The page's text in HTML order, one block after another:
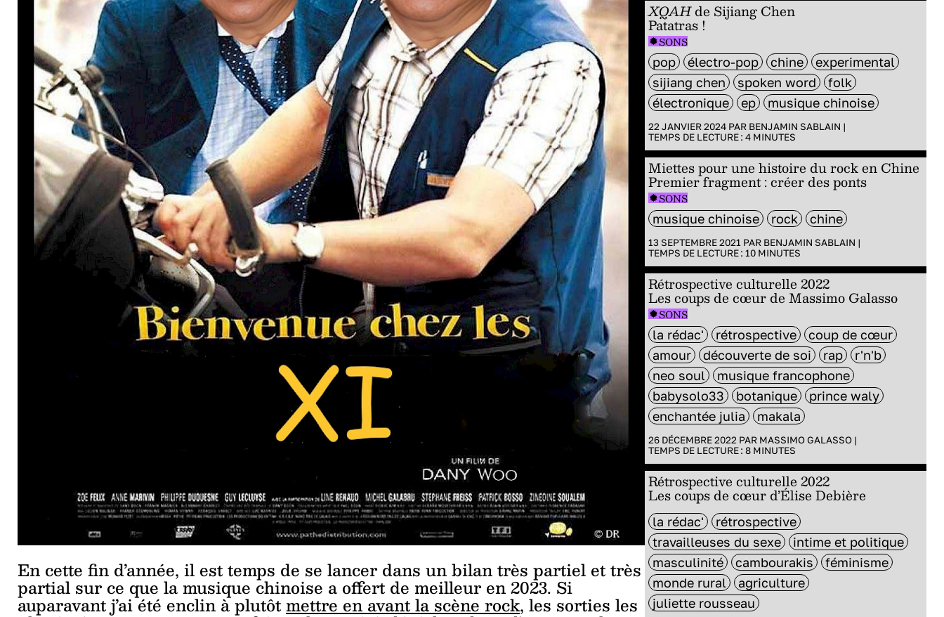
En cette fin d’année, il est temps de se lancer dans un bilan très partiel et très
partial sur ce que la musique chinoise a offert de meilleur en 2023. Si
auparavant j’ai été enclin à plutôtmettre en avant la scène rock, les sorties les
XQAHde Sijiang Chen
Patatras !
SONS
pop électro-pop chine
experimental
sijiang chen
spoken word
folk
électronique
ep musique chinoise
22 JANVIER 2024 PAR BENJAMIN SABLAIN |
TEMPS DE LECTURE : 4MINUTES
Miettes pour une histoire du rock en Chine
Premier fragment : créer des ponts
SONS
musique chinoise rock chine
13 SEPTEMBRE 2021 PAR BENJAMIN SABLAIN |
TEMPS DE LECTURE : 10MINUTES
Rétrospective culturelle 2022
Les coups de cœur de Massimo Galasso
SONS
la rédac' rétrospective
coup de cœur
amour
découverte de soi rap
r'n'b
neo soul
musique francophone
babysolo33
botanique
prince waly
enchantée julia
makala
26 DÉCEMBRE 2022 PAR MASSIMO GALASSO|
TEMPS DE LECTURE : 8MINUTES
Rétrospective culturelle 2022
Les coups de cœur d’Élise Debière
la rédac'
rétrospective
travailleuses du sexe
intime et politique
masculinité
cambourakis
féminisme
monde rural
agriculture
juliette rousseau